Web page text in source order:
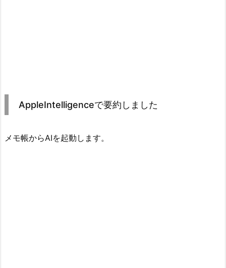
AppleIntelligenceで要約しました
メモ帳からAIを起動します。